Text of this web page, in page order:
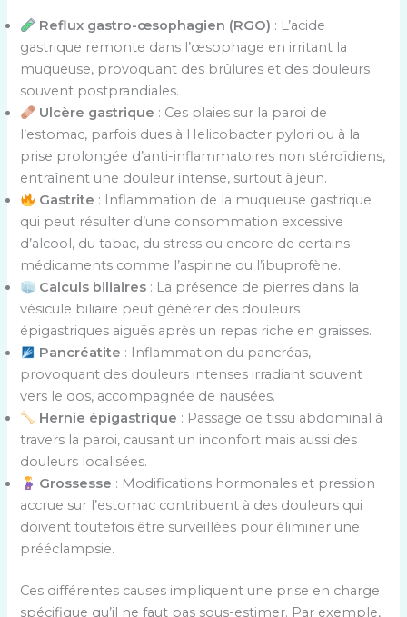
Reflux gastro-œsophagien (RGO) : L’acide
gastrique remonte dans l’œsophage en irritant la
muqueuse, provoquant des brûlures et des douleurs
souvent postprandiales.
Ulcère gastrique : Ces plaies sur la paroi de
l’estomac, parfois dues à Helicobacter pylori ou à la
prise prolongée d’anti-inflammatoires non stéroïdiens,
entraînent une douleur intense, surtout à jeun.
Gastrite : Inflammation de la muqueuse gastrique
qui peut résulter d’une consommation excessive
d’alcool, du tabac, du stress ou encore de certains
médicaments comme l’aspirine ou l’ibuprofène.
Calculs biliaires : La présence de pierres dans la
vésicule biliaire peut générer des douleurs
épigastriques aiguës après un repas riche en graisses.
Pancréatite : Inflammation du pancréas,
provoquant des douleurs intenses irradiant souvent
vers le dos, accompagnée de nausées.
Hernie épigastrique : Passage de tissu abdominal à
travers la paroi, causant un inconfort mais aussi des
douleurs localisées.
Grossesse : Modifications hormonales et pression
accrue sur l’estomac contribuent à des douleurs qui
doivent toutefois être surveillées pour éliminer une
prééclampsie.
Ces différentes causes impliquent une prise en charge
spécifique qu’il ne faut pas sous-estimer. Par exemple,